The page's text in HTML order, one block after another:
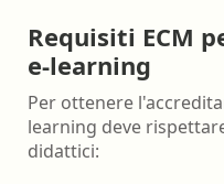
Requisiti ECM
e-learning
Per ottenere
learning deve
didattici: